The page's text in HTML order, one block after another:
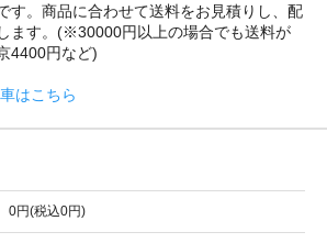
す。商品に合わせて送料をお見積りし、配
ます。(※30000円以上の場合でも送料が
4400円など)
はこちら
0円(税込0円)